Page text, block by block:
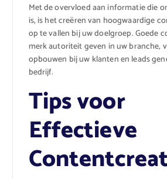
Met de overvloed aan informatie die
is, is het creëren van hoogwaardige
op te vallen bij uw doelgroep. Goede
merk autoriteit geven in uw branche,
opbouwen bij uw klanten en leads
bedrijf.
Tips voor
Effectieve